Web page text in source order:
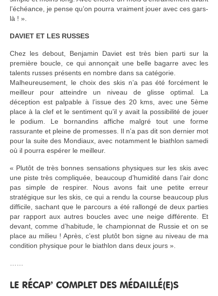
l’échéance, je pense qu’on pourra vraiment jouer avec ces gars-
là ! ».
DAVIET ET LES RUSSES
Chez les debout, Benjamin Daviet est très bien parti sur la
première boucle, ce qui annonçait une belle bagarre avec les
talents russes présents en nombre dans sa catégorie.
Malheureusement, le choix des skis n’a pas été forcément le
meilleur pour atteindre un niveau de glisse optimal. La
déception est palpable à l’issue des 20 kms, avec une 5ème
place à la clef et le sentiment qu’il y avait la possibilité de jouer
le podium. Le bornandins affiche malgré tout une forme
rassurante et pleine de promesses. Il n’a pas dit son dernier mot
pour la suite des Mondiaux, avec notamment le biathlon samedi
où il pourra espérer le meilleur.
« Plutôt de très bonnes sensations physiques sur les skis avec
une piste très compliquée, beaucoup d’humidité dans l’air donc
pas simple de respirer. Nous avons fait une petite erreur
stratégique sur les skis, ce qui a rendu la course beaucoup plus
difficile, sachant que le parcours a été rallongé de deux parties
par rapport aux autres boucles avec une neige différente. Et
devant, comme d’habitude, le championnat de Russie et on se
place au milieu ! Après, c’est plutôt bon signe au niveau de ma
condition physique pour le biathlon dans deux jours ».
LE RÉCAP’ COMPLET DES MÉDAILLÉ(E)S